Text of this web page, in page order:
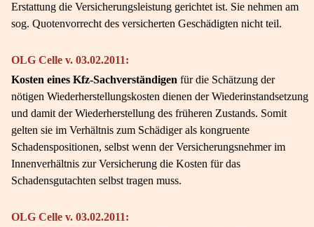
Erstattung die Versicherungsleistung gerichtet ist. Sie nehmen am
sog. Quotenvorrecht des versicherten Geschädigten nicht teil.
OLG Celle v. 03.02.2011:
Kosten eines Kfz-Sachverständigen für die Schätzung der
nötigen Wiederherstellungskosten dienen der Wiederinstandsetzung
und damit der Wiederherstellung des früheren Zustands. Somit
gelten sie im Verhältnis zum Schädiger als kongruente
Schadenspositionen, selbst wenn der Versicherungsnehmer im
Innenverhältnis zur Versicherung die Kosten für das
Schadensgutachten selbst tragen muss.
OLG Celle v. 03.02.2011: